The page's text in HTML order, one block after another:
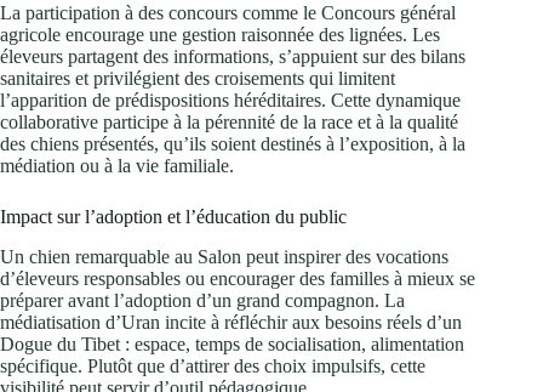
La participation à des concours comme le Concours général
agricole encourage une gestion raisonnée des lignées. Les
éleveurs partagent des informations, s’appuient sur des bilans
sanitaires et privilégient des croisements qui limitent
l’apparition de prédispositions héréditaires. Cette dynamique
collaborative participe à la pérennité de la race et à la qualité
des chiens présentés, qu’ils soient destinés à l’exposition, à la
médiation ou à la vie familiale.
Impact sur l’adoption et l’éducation du public
Un chien remarquable au Salon peut inspirer des vocations
d’éleveurs responsables ou encourager des familles à mieux se
préparer avant l’adoption d’un grand compagnon. La
médiatisation d’Uran incite à réfléchir aux besoins réels d’un
Dogue du Tibet : espace, temps de socialisation, alimentation
spécifique. Plutôt que d’attirer des choix impulsifs, cette
visibilité peut servir d’outil pédagogique.